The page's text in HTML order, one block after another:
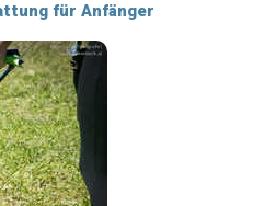
für Anfänger